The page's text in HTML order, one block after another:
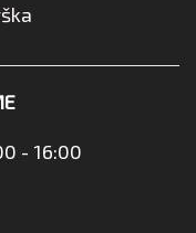
- 16:00